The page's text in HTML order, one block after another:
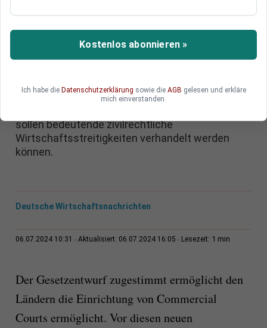
zivilrechtliche
Wirtschaftsstreitigkeiten
Einrichtung sogenannter Commercial Courts
sollen bedeutende zivilrechtliche
Wirtschaftsstreitigkeiten verhandelt werden
können.
Deutsche Wirtschaftsnachrichten
06.07.2024 10:31 Aktualisiert: 06.07.2024 16:05 Lesezeit: 1 min
Der Gesetzentwurf zugestimmt ermöglicht den
Ländern die Einrichtung von Commercial
Courts ermöglicht. Vor diesen neuen
Kostenlos abonnieren »
Ich habe die Datenschutzerklärung sowie die AGB gelesen und erkläre
mich einverstanden.